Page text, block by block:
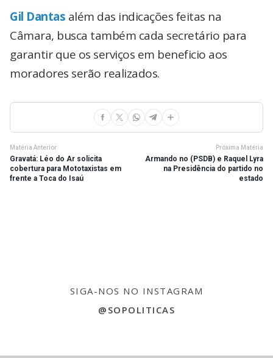
Gil Dantas além das indicações feitas na
Câmara, busca também cada secretário para
garantir que os serviços em beneficio aos
moradores serão realizados.
Matéria Anterior
Gravatá: Léo do Ar solicita
cobertura para Mototaxistas em
frente a Toca do Isaú
Próxima Matéria
Armando no (PSDB) e Raquel Lyra
na Presidência do partido no
estado
SIGA-NOS NO INSTAGRAM
@SOPOLITICAS